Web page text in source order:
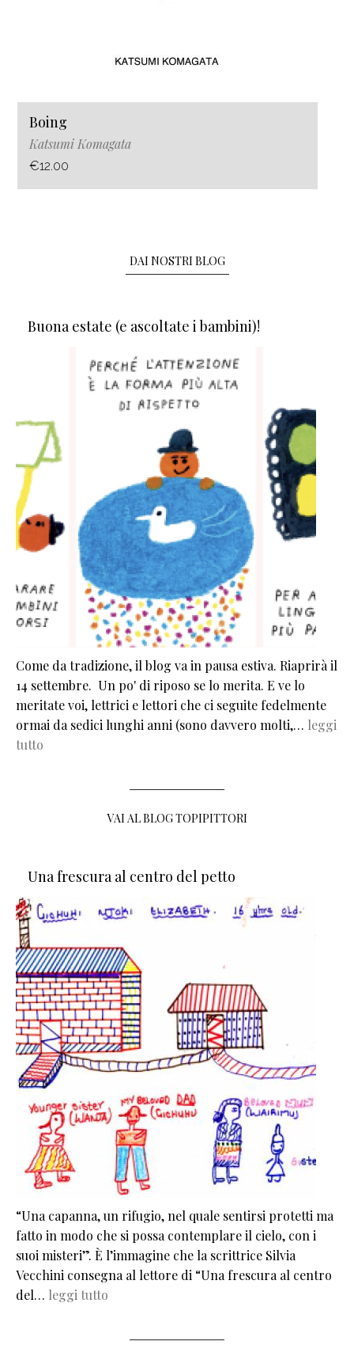
Boing
Katsumi Komagata
€12.00
DAI NOSTRI BLOG
Buona estate (e ascoltate i bambini)!
Come da tradizione, il blog va in pausa estiva. Riaprirà il
14 settembre. Un po' di riposo se lo merita. E ve lo
meritate voi, lettrici e lettori che ci seguite fedelmente
ormai da sedici lunghi anni (sono davvero molti,… leggi
tutto
VAI AL BLOG TOPIPITTORI
Una frescura al centro del petto
“Una capanna, un rifugio, nel quale sentirsi protetti ma
fatto in modo che si possa contemplare il cielo, con i
suoi misteri”. È l’immagine che la scrittrice Silvia
Vecchini consegna al lettore di “Una frescura al centro
del… leggi tutto